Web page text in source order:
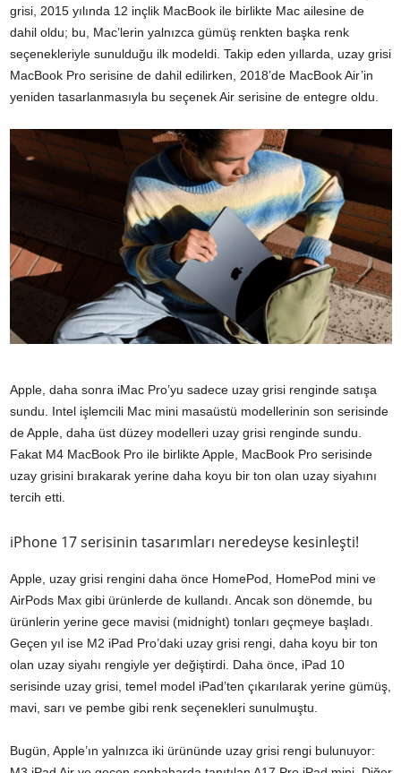
grisi, 2015 yılında 12 inçlik MacBook ile birlikte Mac ailesine de
dahil oldu; bu, Mac’lerin yalnızca gümüş renkten başka renk
seçenekleriyle sunulduğu ilk modeldi. Takip eden yıllarda, uzay grisi
MacBook Pro serisine de dahil edilirken, 2018’de MacBook Air’in
yeniden tasarlanmasıyla bu seçenek Air serisine de entegre oldu.
Apple, daha sonra iMac Pro’yu sadece uzay grisi renginde satışa
sundu. Intel işlemcili Mac mini masaüstü modellerinin son serisinde
de Apple, daha üst düzey modelleri uzay grisi renginde sundu.
Fakat M4 MacBook Pro ile birlikte Apple, MacBook Pro serisinde
uzay grisini bırakarak yerine daha koyu bir ton olan uzay siyahını
tercih etti.
iPhone 17 serisinin tasarımları neredeyse kesinleşti!
Apple, uzay grisi rengini daha önce HomePod, HomePod mini ve
AirPods Max gibi ürünlerde de kullandı. Ancak son dönemde, bu
ürünlerin yerine gece mavisi (midnight) tonları geçmeye başladı.
Geçen yıl ise M2 iPad Pro’daki uzay grisi rengi, daha koyu bir ton
olan uzay siyahı rengiyle yer değiştirdi. Daha önce, iPad 10
serisinde uzay grisi, temel model iPad’ten çıkarılarak yerine gümüş,
mavi, sarı ve pembe gibi renk seçenekleri sunulmuştu.
Bugün, Apple’ın yalnızca iki ürününde uzay grisi rengi bulunuyor: